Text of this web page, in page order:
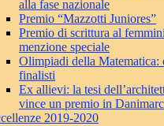
alla fase nazionale
Premio “Mazzotti Juniores”
Premio di scrittura al
menzione speciale
Olimpiadi della Matematica:
finalisti
Ex allievi: la tesi
vince un premio in
2019-2020